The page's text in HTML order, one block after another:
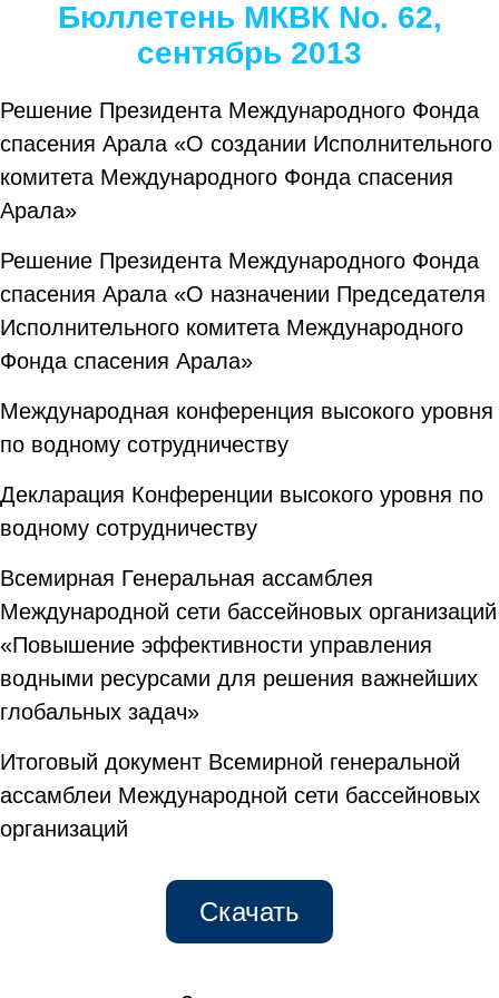
Бюллетень МКВК No. 62,
сентябрь 2013
Решение Президента Международного Фонда
спасения Арала «О создании Исполнительного
комитета Международного Фонда спасения
Арала»
Решение Президента Международного Фонда
спасения Арала «О назначении Председателя
Исполнительного комитета Международного
Фонда спасения Арала»
Международная конференция высокого уровня
по водному сотрудничеству
Декларация Конференции высокого уровня по
водному сотрудничеству
Всемирная Генеральная ассамблея
Международной сети бассейновых организаций
«Повышение эффективности управления
водными ресурсами для решения важнейших
глобальных задач»
Итоговый документ Всемирной генеральной
ассамблеи Международной сети бассейновых
организаций
Скачать